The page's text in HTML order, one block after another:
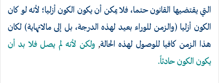
التي يقتضيها القانون حتما، فلا يمكن أن يكون الكون أزليا؛ لأنه لو كان
الكون أزليا (والزمن للوراء بعيد لهذه الدرجة، بل إلى مالانهاية) لكان
هذا الزمن كافيا للوصول لهذه الحالة, ولكن لأنه لم يصل فلا بد أن
يكون الكون حادثاً.